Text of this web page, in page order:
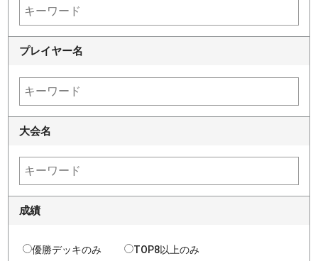
プレイヤー名
大会名
成績
優勝デッキのみ TOP8以上のみ